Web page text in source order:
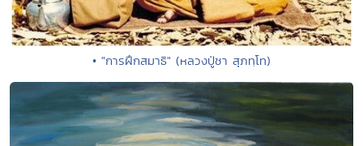
• "การฝึกสมาธิ" (หลวงปู่ชา สุภทฺโท)